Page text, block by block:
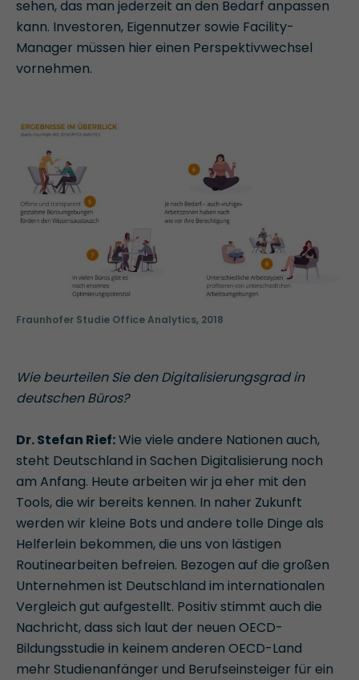
sehen, das man jederzeit an den Bedarf anpassen
kann. Investoren, Eigennutzer sowie Facility-
Manager müssen hier einen Perspektivwechsel
vornehmen.
Fraunhofer Studie Office Analytics, 2018
Wie beurteilen Sie den Digitalisierungsgrad in
deutschen Büros?
Dr. Stefan Rief:Wie viele andere Nationen auch,
steht Deutschland in Sachen Digitalisierung noch
am Anfang. Heute arbeiten wir ja eher mit den
Tools, die wir bereits kennen. In naher Zukunft
werden wir kleine Bots und andere tolle Dinge als
Helferlein bekommen, die uns von lästigen
Routinearbeiten befreien. Bezogen auf die großen
Unternehmen ist Deutschland im internationalen
Vergleich gut aufgestellt. Positiv stimmt auch die
Nachricht, dass sich laut der neuen OECD-
Bildungsstudie in keinem anderen OECD-Land
mehr Studienanfänger und Berufseinsteiger für ein